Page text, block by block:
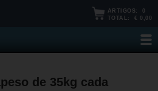
ARTIGOS: 0
TOTAL: € 0,00
de 35kg cada